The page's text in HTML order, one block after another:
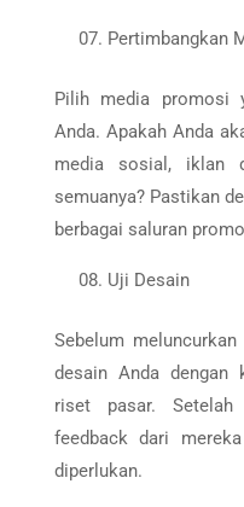
Pertimbangkan
Pilih media promosi
Anda. Apakah Anda
media sosial, iklan
semuanya? Pastikan
berbagai saluran
Uji Desain
Sebelum
desain Anda
riset pasar.
feedback dari
diperlukan.